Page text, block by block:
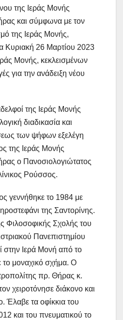
της Ιεράς Μονής
και σύμφωνα με τον
της Ιεράς Μονής,
Κυριακή 26 Μαρτίου 2023
Μονής, κεκλεισμένων
για την ανάδειξη νέου
της Ιεράς Μονής
διαδικασία και
των ψήφων εξελέγη
της Ιεράς Μονής
ο Πανοσιολογιώτατος
Ρούσσος.
γεννήθηκε το 1984 με
της Σαντορίνης.
Φιλοσοφικής Σχολής του
Πανεπιστημίου
στην Ιερά Μονή από το
το μοναχικό σχήμα. Ο
πρ. Θήρας κ.
χειροτόνησε διάκονο και
Έλαβε τα οφίκκια του
και του πνευματικού το